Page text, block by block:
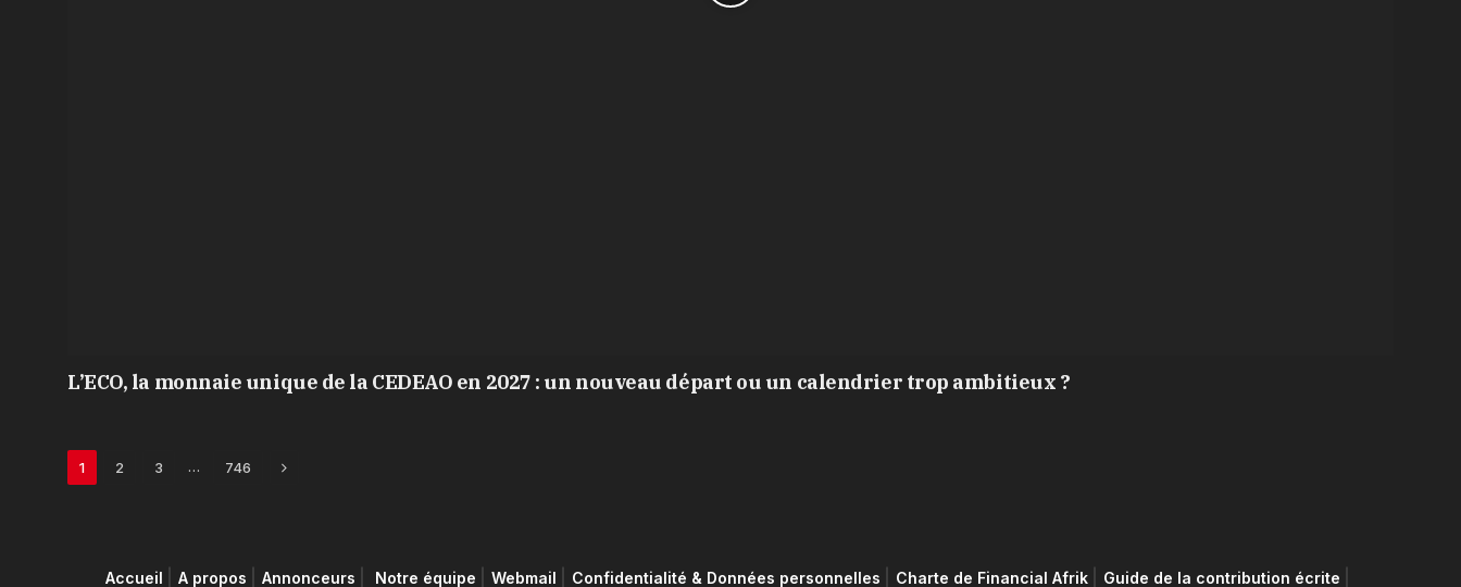
L’ECO, la monnaie unique de la CEDEAO en 2027 : un nouveau départ ou un calendrier trop ambitieux ?
1 2 3 … 746 Next
Accueil A propos Annonceurs Notre équipe Webmail Confidentialité & Données personnelles Charte de Financial Afrik Guide de la contribution écrite